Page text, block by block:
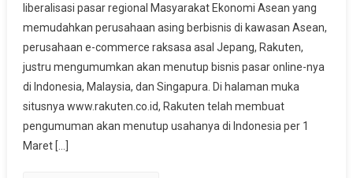
Bisnis
Onlinenya
Di
Asean
liberalisasi pasar regional Masyarakat Ekonomi Asean yang
memudahkan perusahaan asing berbisnis di kawasan Asean,
perusahaan e-commerce raksasa asal Jepang, Rakuten,
justru mengumumkan akan menutup bisnis pasar online-nya
di Indonesia, Malaysia, dan Singapura. Di halaman muka
situsnya www.rakuten.co.id, Rakuten telah membuat
pengumuman akan menutup usahanya di Indonesia per 1
Maret […]